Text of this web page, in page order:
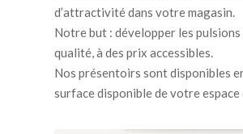
d’attractivité dans votre magasin.
Notre but : développer les
qualité, à des prix accessibles.
Nos présentoirs sont disponibles
surface disponible de votre espace